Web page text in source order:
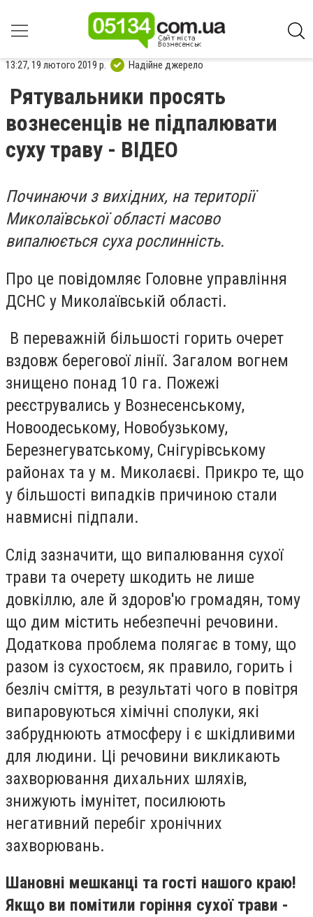
13:27, 19 лютого 2019 р. Надійне джерело
Рятувальники просять
вознесенців не підпалювати
суху траву - ВІДЕО
Починаючи з вихідних, на території
Миколаївської області масово
випалюється суха рослинність.
Про це повідомляє Головне управління
ДСНС у Миколаївській області.
В переважній більшості горить очерет
вздовж берегової лінії. Загалом вогнем
знищено понад 10 га. Пожежі
реєструвались у Вознесенському,
Новоодеському, Новобузькому,
Березнегуватському, Снігурівському
районах та у м. Миколаєві. Прикро те, що
у більшості випадків причиною стали
навмисні підпали.
Слід зазначити, що випалювання сухої
трави та очерету шкодить не лише
довкіллю, але й здоров'ю громадян, тому
що дим містить небезпечні речовини.
Додаткова проблема полягає в тому, що
разом із сухостоєм, як правило, горить і
безліч сміття, в результаті чого в повітря
випаровуються хімічні сполуки, які
забруднюють атмосферу і є шкідливими
для людини. Ці речовини викликають
захворювання дихальних шляхів,
знижують імунітет, посилюють
негативний перебіг хронічних
захворювань.
Шановні мешканці та гості нашого краю!
Якщо ви помітили горіння сухої трави -